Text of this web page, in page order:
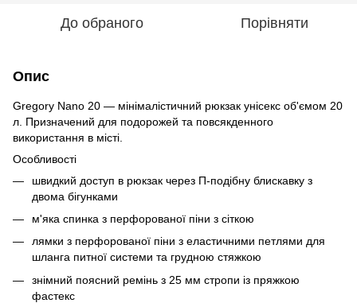
До обраного Порівняти
Опис
Gregory Nano 20 — мінімалістичний рюкзак унісекс об'ємом 20
л. Призначений для подорожей та повсякденного
використання в місті.
Особливості
швидкий доступ в рюкзак через П-подібну блискавку з
двома бігунками
м'яка спинка з перфорованої піни з сіткою
лямки з перфорованої піни з еластичними петлями для
шланга питної системи та грудною стяжкою
знімний поясний ремінь з 25 мм стропи із пряжкою
фастекс